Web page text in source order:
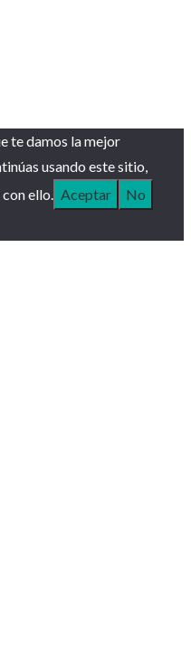
te damos la mejor
usando este sitio,
ello.
Aceptar
No